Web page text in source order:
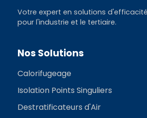
Votre expert en solutions
pour l'industrie et le tertiaire.
Nos Solutions
Calorifugeage
Isolation Points Singuliers
Destratificateurs d'Air